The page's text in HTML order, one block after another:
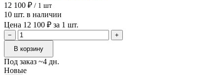
12 100 ₽ / 1 шт
10 шт. в наличии
Цена 12 100 ₽ за 1 шт.
−
+
В корзину
Под заказ ~4 дн.
Новые